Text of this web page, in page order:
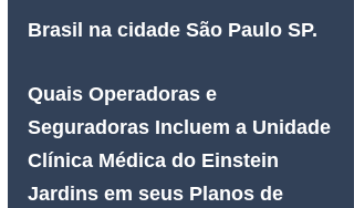
Brasil na cidade São Paulo SP.
Quais Operadoras e
Seguradoras Incluem a Unidade
Clínica Médica do Einstein
Jardins em seus Planos de